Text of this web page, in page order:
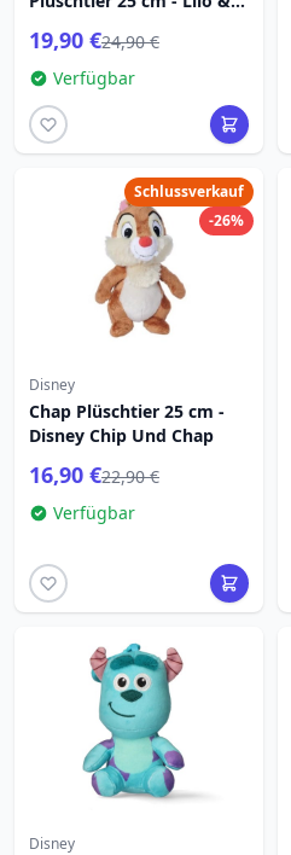
19,90 €24,90 €
Verfügbar
Schlussverkauf
-26%
Disney
Chap Plüschtier 25 cm -
Disney Chip Und Chap
16,90 €22,90 €
Verfügbar
Disney